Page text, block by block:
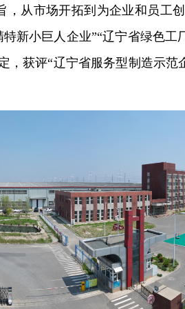
从市场开拓到为企业和员工
新小巨人企业”“辽宁省绿色工
，获评“辽宁省服务型制造示